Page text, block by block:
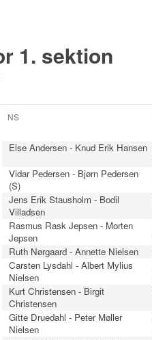
1. sektion
NS
Else Andersen - Knud Erik Hansen
Vidar Pedersen - Bjørn Pedersen
(S)
Jens Erik Stausholm - Bodil
Villadsen
Rasmus Rask Jepsen - Morten
Jepsen
Ruth Nørgaard - Annette Nielsen
Carsten Lysdahl - Albert Mylius
Nielsen
Kurt Christensen - Birgit
Christensen
Gitte Druedahl - Peter Møller
Nielsen